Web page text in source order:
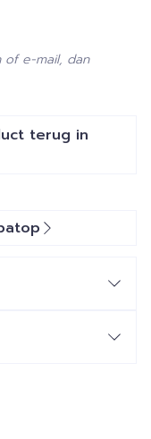
terug in
e-mail, dan